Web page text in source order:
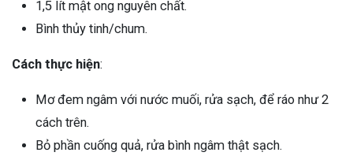
1,5 lít mật ong nguyên chất.
Bình thủy tinh/chum.
Cách thực hiện:
Mơ đem ngâm với nước muối, rửa sạch, để ráo như 2
cách trên.
Bỏ phần cuống quả, rửa bình ngâm thật sạch.